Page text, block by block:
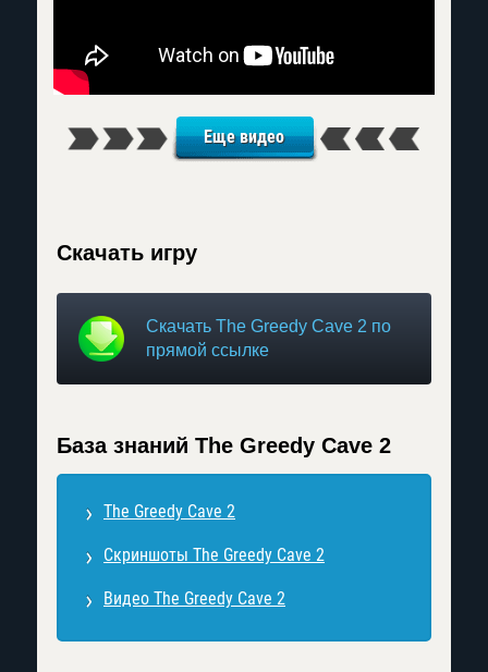
Еще видео
Скачать игру
Скачать The Greedy Cave 2 по
прямой ссылке
База знаний The Greedy Cave 2
The Greedy Cave 2
Скриншоты The Greedy Cave 2
Видео The Greedy Cave 2